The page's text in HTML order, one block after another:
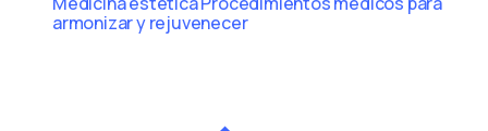
armonizar y rejuvenecer